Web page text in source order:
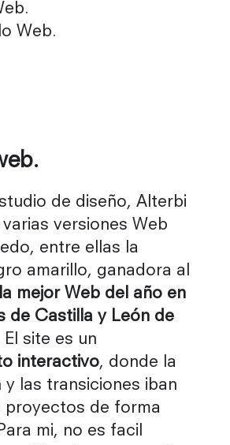
Web.
de diseño, Alterbi
versiones Web
entre ellas la
amarillo, ganadora al
la mejor Web del año en
de Castilla y León de
El site es un
interactivo, donde la
y las transiciones iban
proyectos de forma
mi, no es facil